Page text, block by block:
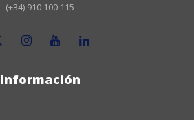
(+34) 910 100 115
Información